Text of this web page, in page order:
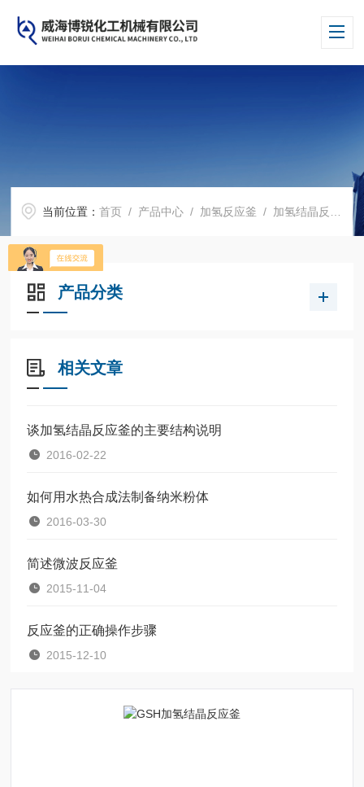
当前位置：首页 / 产品中心 / 加氢反应釜 / 加氢结晶反应釜
产品分类
相关文章
谈加氢结晶反应釜的主要结构说明
2016-02-22
如何用水热合成法制备纳米粉体
2016-03-30
简述微波反应釜
2015-11-04
反应釜的正确操作步骤
2015-12-10